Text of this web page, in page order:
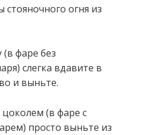
огня из
фаре без
слегка вдавите в
и выньте.
(в фаре с
просто выньте из